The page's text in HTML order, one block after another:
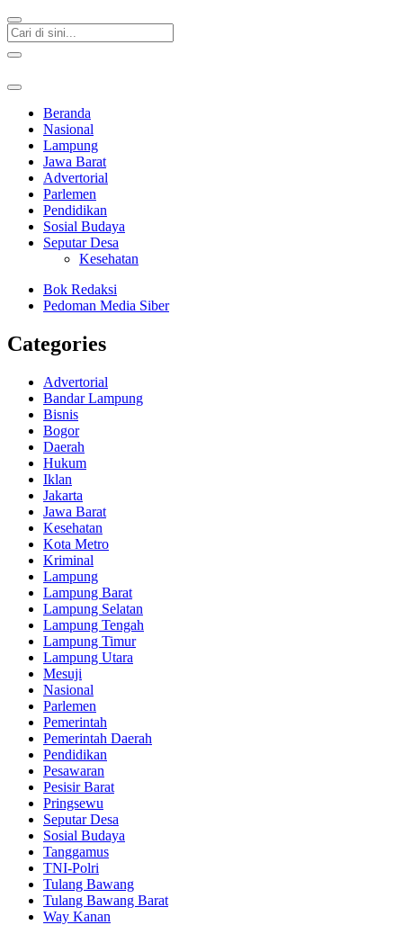
Beranda
Nasional
Lampung
Jawa Barat
Advertorial
Parlemen
Pendidikan
Sosial Budaya
Seputar Desa
Kesehatan
Bok Redaksi
Pedoman Media Siber
Categories
Advertorial
Bandar Lampung
Bisnis
Bogor
Daerah
Hukum
Iklan
Jakarta
Jawa Barat
Kesehatan
Kota Metro
Kriminal
Lampung
Lampung Barat
Lampung Selatan
Lampung Tengah
Lampung Timur
Lampung Utara
Mesuji
Nasional
Parlemen
Pemerintah
Pemerintah Daerah
Pendidikan
Pesawaran
Pesisir Barat
Pringsewu
Seputar Desa
Sosial Budaya
Tanggamus
TNI-Polri
Tulang Bawang
Tulang Bawang Barat
Way Kanan